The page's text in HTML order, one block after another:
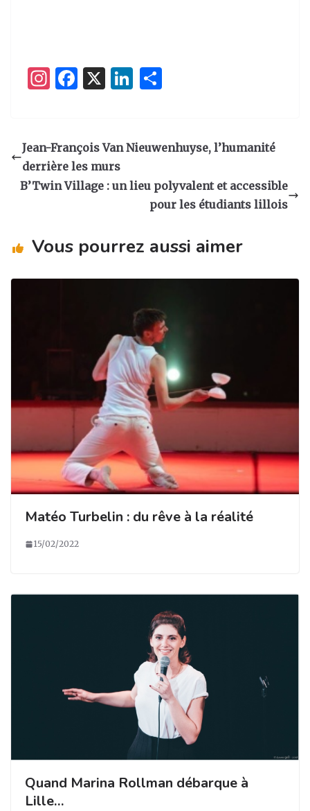
I
a
g
ra
F
e
b
o
X
Li
e
n
g
Jean-François Van Nieuwenhuyse, l’humanité
derrière les murs
B’Twin Village : un lieu polyvalent et accessible
pour les étudiants lillois
Vous pourrez aussi aimer
Matéo Turbelin : du rêve à la réalité
15/02/2022
Quand Marina Rollman débarque à
Lille…